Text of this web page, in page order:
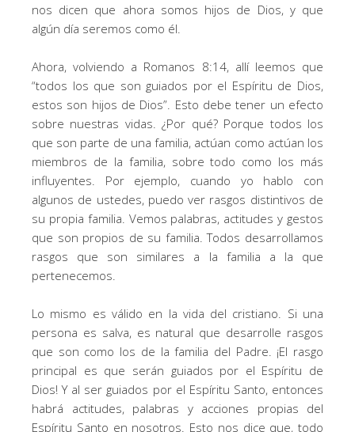
nos dicen que ahora somos hijos de Dios, y que
algún día seremos como él.
Ahora, volviendo a Romanos 8:14, allí leemos que
“todos los que son guiados por el Espíritu de Dios,
estos son hijos de Dios”. Esto debe tener un efecto
sobre nuestras vidas. ¿Por qué? Porque todos los
que son parte de una familia, actúan como actúan los
miembros de la familia, sobre todo como los más
influyentes. Por ejemplo, cuando yo hablo con
algunos de ustedes, puedo ver rasgos distintivos de
su propia familia. Vemos palabras, actitudes y gestos
que son propios de su familia. Todos desarrollamos
rasgos que son similares a la familia a la que
pertenecemos.
Lo mismo es válido en la vida del cristiano. Si una
persona es salva, es natural que desarrolle rasgos
que son como los de la familia del Padre. ¡El rasgo
principal es que serán guiados por el Espíritu de
Dios! Y al ser guiados por el Espíritu Santo, entonces
habrá actitudes, palabras y acciones propias del
Espíritu Santo en nosotros. Esto nos dice que, todo